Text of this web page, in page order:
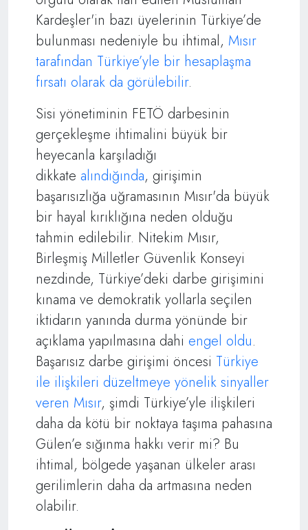
Kardeşler'in bazı üyelerinin Türkiye’de
bulunması nedeniyle bu ihtimal, Mısır
tarafından Türkiye’yle bir hesaplaşma
fırsatı olarak da görülebilir.
Sisi yönetiminin FETÖ darbesinin
gerçekleşme ihtimalini büyük bir
heyecanla karşıladığı
dikkate alındığında, girişimin
başarısızlığa uğramasının Mısır'da büyük
bir hayal kırıklığına neden olduğu
tahmin edilebilir. Nitekim Mısır,
Birleşmiş Milletler Güvenlik Konseyi
nezdinde, Türkiye’deki darbe girişimini
kınama ve demokratik yollarla seçilen
iktidarın yanında durma yönünde bir
açıklama yapılmasına dahi engel oldu.
Başarısız darbe girişimi öncesi Türkiye
ile ilişkileri düzeltmeye yönelik sinyaller
veren Mısır, şimdi Türkiye’yle ilişkileri
daha da kötü bir noktaya taşıma pahasına
Gülen’e sığınma hakkı verir mi? Bu
ihtimal, bölgede yaşanan ülkeler arası
gerilimlerin daha da artmasına neden
olabilir.